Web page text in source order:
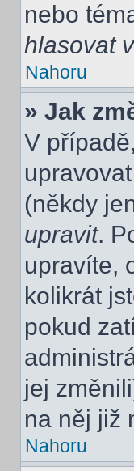
nebo
hlasovat
Nahoru
» Jak
V
(někdy
upravit.
upravíte,
kolikrát
pokud
jej
na něj již
Nahoru